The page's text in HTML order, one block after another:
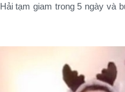
tạm giam trong 5 ngày và